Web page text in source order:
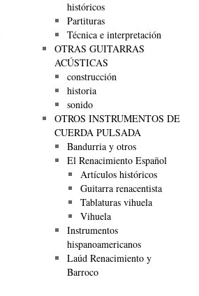
históricos
Partituras
Técnica e interpretación
OTRAS GUITARRAS
ACÚSTICAS
construcción
historia
sonido
OTROS INSTRUMENTOS DE
CUERDA PULSADA
Bandurria y otros
El Renacimiento Español
Artículos históricos
Guitarra renacentista
Tablaturas vihuela
Vihuela
Instrumentos
hispanoamericanos
Laúd Renacimiento y
Barroco